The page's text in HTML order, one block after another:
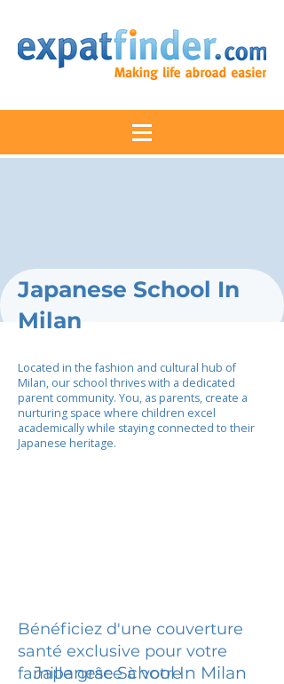
Japanese School In
Milan
Located in the fashion and cultural hub of
Milan, our school thrives with a dedicated
parent community. You, as parents, create a
nurturing space where children excel
academically while staying connected to their
Japanese heritage.
Bénéficiez d'une couverture
santé exclusive pour votre
famille grâce à votre
Japanese School In Milan